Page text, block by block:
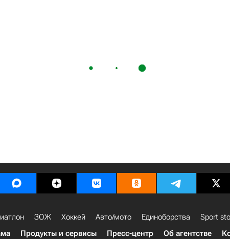
ЗОЖ Хоккей Авто/мото Единоборства Sport
Продукты и сервисы Пресс-центр Об агентстве